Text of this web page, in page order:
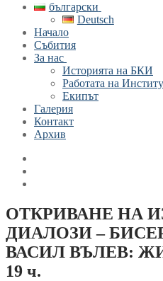
български
Deutsch
Начало
Събития
За нас
Историята на БКИ
Работата на
Екипът
Галерия
Контакт
Архив
ОТКРИВАНЕ НА
ДИАЛОЗИ –
ВАСИЛ ВЪЛЕВ:
19 ч.